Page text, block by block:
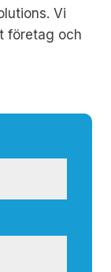
Vi
företag och